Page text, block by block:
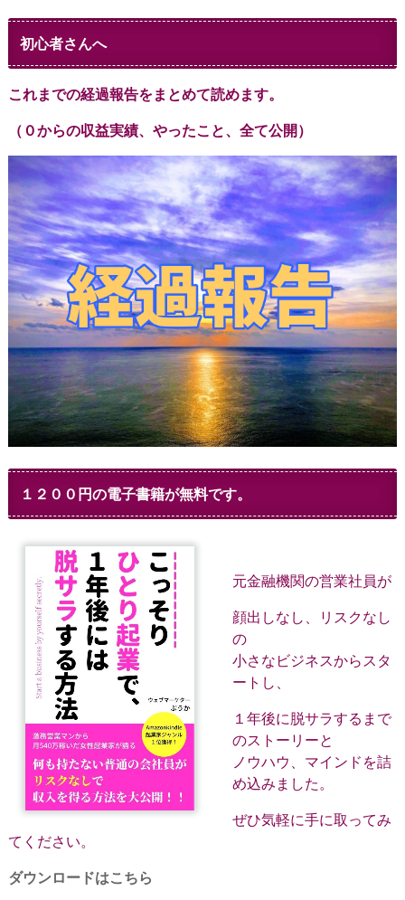
初心者さんへ
これまでの経過報告をまとめて読めます。
（０からの収益実績、やったこと、全て公開）
１２００円の電子書籍が無料です。
元金融機関の営業社員が
顔出しなし、リスクなし
の
小さなビジネスからスタ
ートし、
１年後に脱サラするまで
のストーリーと
ノウハウ、マインドを詰
め込みました。
ぜひ気軽に手に取ってみ
てください。
ダウンロードはこちら